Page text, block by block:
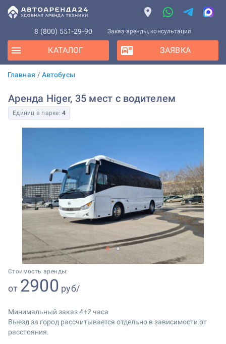
8 (800) 551-29-90 Заказ аренды, консультация
КАТАЛОГ ЗАЯВКА
Главная / Автобусы
Аренда Higer, 35 мест с водителем
Единиц в парке: 4
1 2
Стоимость аренды:
от 2900 руб/
Минимальный заказ 4+2 часа
Выезд за город рассчитывается отдельно в зависимости от
расстояния.